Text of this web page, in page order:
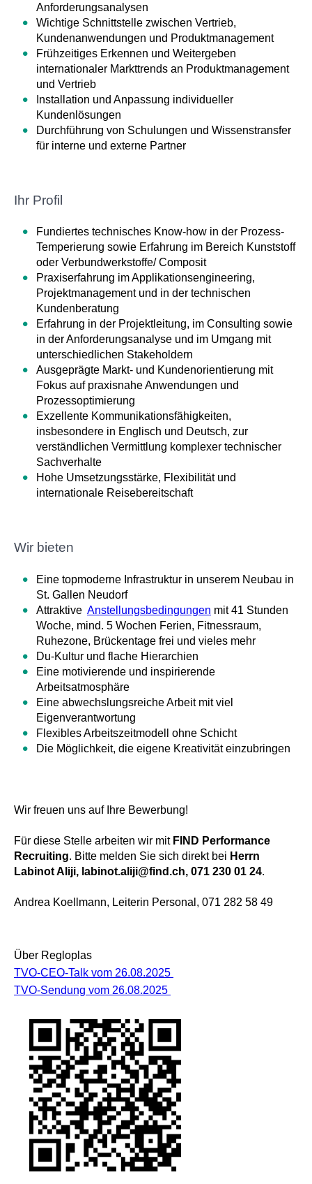
Anforderungsanalysen
Wichtige Schnittstelle zwischen Vertrieb,
Kundenanwendungen und Produktmanagement
Frühzeitiges Erkennen und Weitergeben
internationaler Markttrends an Produktmanagement
und Vertrieb
Installation und Anpassung individueller
Kundenlösungen
Durchführung von Schulungen und Wissenstransfer
für interne und externe Partner
Ihr Profil
Fundiertes technisches Know-how in der Prozess-
Temperierung sowie Erfahrung im Bereich Kunststoff
oder Verbundwerkstoffe/ Composit
Praxiserfahrung im Applikationsengineering,
Projektmanagement und in der technischen
Kundenberatung
Erfahrung in der Projektleitung, im Consulting sowie
in der Anforderungsanalyse und im Umgang mit
unterschiedlichen Stakeholdern
Ausgeprägte Markt- und Kundenorientierung mit
Fokus auf praxisnahe Anwendungen und
Prozessoptimierung
Exzellente Kommunikationsfähigkeiten,
insbesondere in Englisch und Deutsch, zur
verständlichen Vermittlung komplexer technischer
Sachverhalte
Hohe Umsetzungsstärke, Flexibilität und
internationale Reisebereitschaft
Wir bieten
Eine topmoderne Infrastruktur in unserem Neubau in
St. Gallen Neudorf
Attraktive Anstellungsbedingungen mit 41 Stunden
Woche, mind. 5 Wochen Ferien, Fitnessraum,
Ruhezone, Brückentage frei und vieles mehr
Du-Kultur und flache Hierarchien
Eine motivierende und inspirierende
Arbeitsatmosphäre
Eine abwechslungsreiche Arbeit mit viel
Eigenverantwortung
Flexibles Arbeitszeitmodell ohne Schicht
Die Möglichkeit, die eigene Kreativität einzubringen
Wir freuen uns auf Ihre Bewerbung!
Für diese Stelle arbeiten wir mit FIND Performance
Recruiting. Bitte melden Sie sich direkt bei Herrn
Labinot Aliji, labinot.aliji@find.ch, 071 230 01 24.
Andrea Koellmann, Leiterin Personal, 071 282 58 49
Über Regloplas
TVO-CEO-Talk vom 26.08.2025
TVO-Sendung vom 26.08.2025